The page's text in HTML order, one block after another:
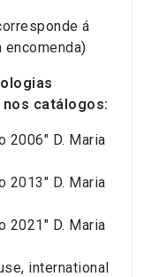
á
encomenda)
catálogos:
2006" D. Maria
2013" D. Maria
2021" D. Maria
international